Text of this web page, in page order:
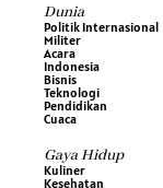
Dunia
Politik Internasional
Militer
Acara
Indonesia
Bisnis
Teknologi
Pendidikan
Cuaca
Gaya Hidup
Kuliner
Kesehatan